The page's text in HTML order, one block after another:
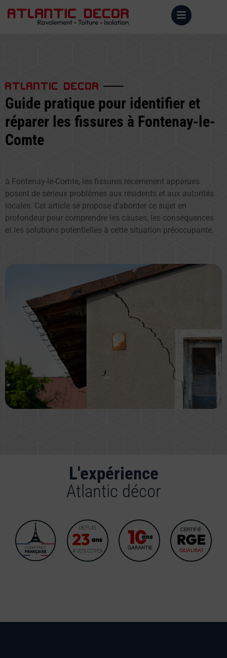
ATLANTIC DECOR
Guide pratique pour identifier et
réparer les fissures à Fontenay-le-
Comte
à Fontenay-le-Comte, les fissures récemment apparues
posent de sérieux problèmes aux résidents et aux autorités
locales. Cet article se propose d’aborder ce sujet en
profondeur pour comprendre les causes, les conséquences
et les solutions potentielles à cette situation préoccupante.
L'expérience
Atlantic décor